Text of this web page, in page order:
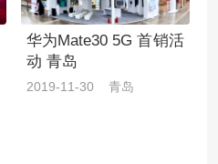
华为Mate30 5G 首销活
动 青岛
2019-11-30 青岛